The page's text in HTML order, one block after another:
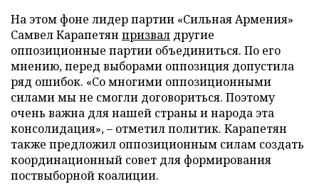
На этом фоне лидер партии «Сильная Армения»
Самвел Карапетян призвал другие
оппозиционные партии объединиться. По его
мнению, перед выборами оппозиция допустила
ряд ошибок. «Со многими оппозиционными
силами мы не смогли договориться. Поэтому
очень важна для нашей страны и народа эта
консолидация», – отметил политик. Карапетян
также предложил оппозиционным силам создать
координационный совет для формирования
поствыборной коалиции.